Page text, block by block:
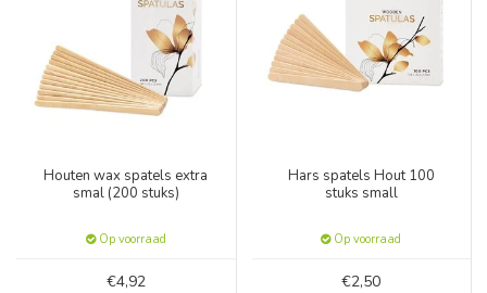
Houten wax spatels extra
smal (200 stuks)
Op voorraad
€4,92
Hars spatels Hout 100
stuks small
Op voorraad
€2,50